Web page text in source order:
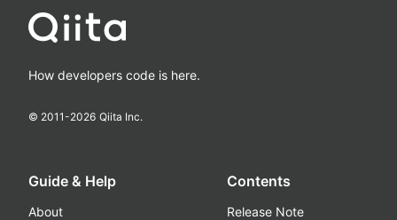
How developers code is here.
© 2011-2026 Qiita Inc.
Guide & Help
About
Contents
Release Note